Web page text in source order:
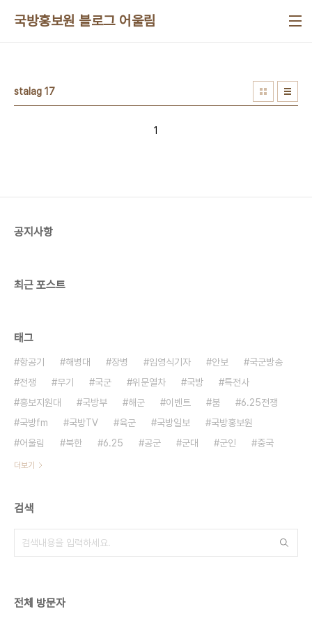
국방홍보원 블로그 어울림
stalag 17
1
공지사항
최근 포스트
태그
항공기 해병대 장병 임영식기자 안보
국군방송
전쟁
무기 국군 위문열차 국방
특전사
홍보지원대
국방부 해군 이벤트 붐
6.25전쟁
국방fm
국방TV 육군 국방일보
국방홍보원
어울림
북한 6.25 공군 군대 군인 중국
더보기
검색
전체 방문자